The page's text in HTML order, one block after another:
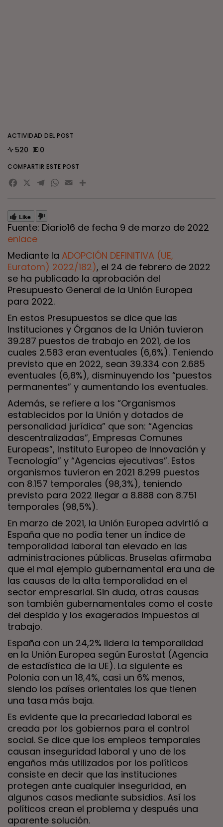
Like
Fuente: Diario16 de fecha 9 de marzo de 2022
enlace
Mediante la ADOPCIÓN DEFINITIVA (UE,
Euratom) 2022/182), el 24 de febrero de 2022
se ha publicado la aprobación del
Presupuesto General de la Unión Europea
para 2022.
En estos Presupuestos se dice que las
Instituciones y Órganos de la Unión tuvieron
39.287 puestos de trabajo en 2021, de los
cuales 2.583 eran eventuales (6,6%). Teniendo
previsto que en 2022, sean 39.334 con 2.685
eventuales (6,8%), disminuyendo los “puestos
permanentes” y aumentando los eventuales.
Además, se refiere a los “Organismos
establecidos por la Unión y dotados de
personalidad jurídica” que son: “Agencias
descentralizadas”, Empresas Comunes
Europeas”, Instituto Europeo de Innovación y
Tecnología” y “Agencias ejecutivas”. Estos
organismos tuvieron en 2021 8.299 puestos
con 8.157 temporales (98,3%), teniendo
previsto para 2022 llegar a 8.888 con 8.751
temporales (98,5%).
En marzo de 2021, la Unión Europea advirtió a
España que no podía tener un índice de
temporalidad laboral tan elevado en las
administraciones públicas. Bruselas afirmaba
que el mal ejemplo gubernamental era una de
las causas de la alta temporalidad en el
sector empresarial. Sin duda, otras causas
son también gubernamentales como el coste
del despido y los exagerados impuestos al
trabajo.
España con un 24,2% lidera la temporalidad
en la Unión Europea según Eurostat (Agencia
de estadística de la UE). La siguiente es
Polonia con un 18,4%, casi un 6% menos,
siendo los países orientales los que tienen
una tasa más baja.
Es evidente que la precariedad laboral es
creada por los gobiernos para el control
social. Se dice que los empleos temporales
causan inseguridad laboral y uno de los
engaños más utilizados por los políticos
consiste en decir que las instituciones
protegen ante cualquier inseguridad, en
algunos casos mediante subsidios. Así los
políticos crean el problema y después una
aparente solución.
ACTIVIDAD DEL POST
520 0
COMPARTIR ESTE POST
Facebook
X Telegram
WhatsApp
EmailCompartir